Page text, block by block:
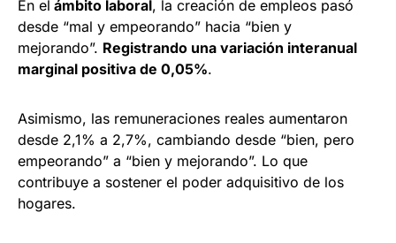
En el ámbito laboral, la creación de empleos pasó
desde “mal y empeorando” hacia “bien y
mejorando”. Registrando una variación interanual
marginal positiva de 0,05%.
Asimismo, las remuneraciones reales aumentaron
desde 2,1% a 2,7%, cambiando desde “bien, pero
empeorando” a “bien y mejorando”. Lo que
contribuye a sostener el poder adquisitivo de los
hogares.